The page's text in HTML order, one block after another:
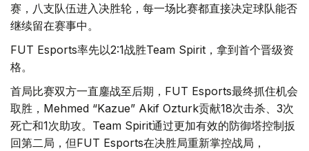
赛，八支队伍进入决胜轮，每一场比赛都直接决定球队能否
继续留在赛事中。
FUT Esports率先以2:1战胜Team Spirit，拿到首个晋级资
格。
首局比赛双方一直鏖战至后期，FUT Esports最终抓住机会
取胜，Mehmed “Kazue” Akif Ozturk贡献18次击杀、3次
死亡和1次助攻。Team Spirit通过更加有效的防御塔控制扳
回第二局，但FUT Esports在决胜局重新掌控战局，